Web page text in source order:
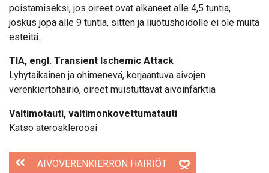
poistamiseksi, jos oireet ovat alkaneet alle 4,5 tuntia,
joskus jopa alle 9 tuntia, sitten ja liuotushoidolle ei ole muita
esteitä.
TIA, engl. Transient Ischemic Attack
Lyhytaikainen ja ohimenevä, korjaantuva aivojen
verenkiertohäiriö, oireet muistuttavat aivoinfarktia
Valtimotauti, valtimonkovettumatauti
Katso ateroskleroosi
AIVOVERENKIERRON HÄIRIÖT